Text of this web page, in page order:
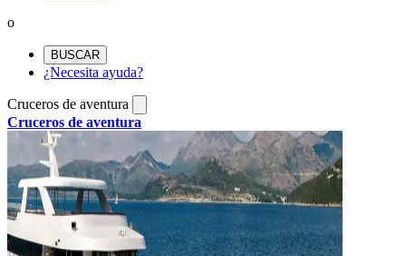
o
BUSCAR
¿Necesita ayuda?
Cruceros de aventura
Cruceros de aventura